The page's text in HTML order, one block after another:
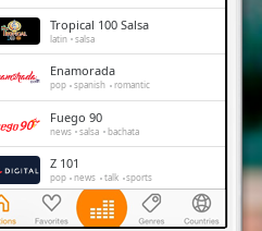
Tropical 100 Salsa
latin salsa
Enamorada
pop spanish romantic
Fuego 90
news salsa bachata
Z 101
pop news talk sports
La 91 FM
pop news